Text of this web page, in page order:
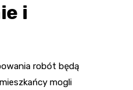
i
robót będą
mogli